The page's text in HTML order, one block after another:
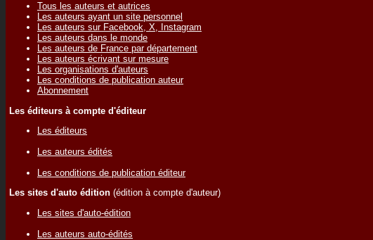
Tous les auteurs et autrices
Les auteurs ayant un site personnel
Les auteurs sur Facebook, X, Instagram
Les auteurs dans le monde
Les auteurs de France par département
Les auteurs écrivant sur mesure
Les organisations d'auteurs
Les conditions de publication auteur
Abonnement
Les éditeurs à compte d'éditeur
Les éditeurs
Les auteurs édités
Les conditions de publication éditeur
Les sites d'auto édition (édition à compte d'auteur)
Les sites d'auto-édition
Les auteurs auto-édités